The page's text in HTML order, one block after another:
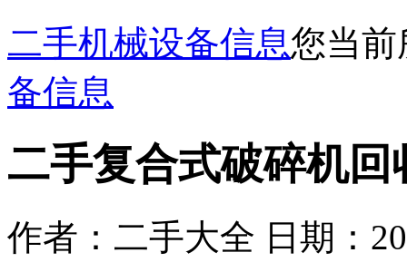
二手机械设备信息您当
备信息
二手复合式破碎机回
作者：二手大全 日期：